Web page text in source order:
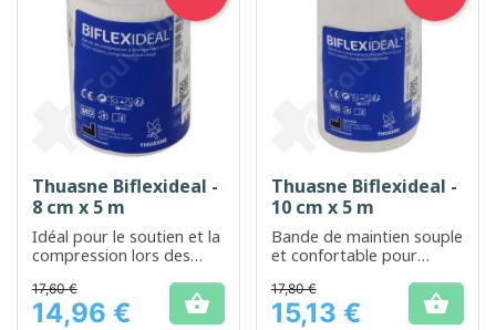
Thuasne Biflexideal -
8 cm x 5 m
Idéal pour le soutien et la
compression lors des
Prix
17,60 €
14,96 € 
Thuasne Biflexideal -
10 cm x 5 m
Bande de maintien souple
et confortable pour
articulations.
Prix
17,80 €
15,13 € 